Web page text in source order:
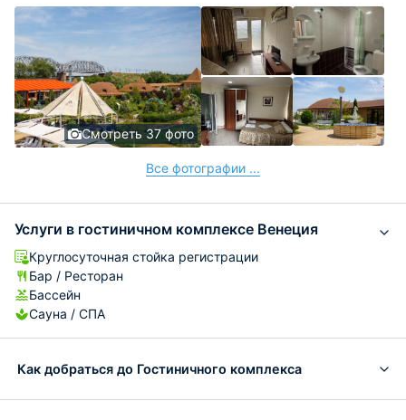
Смотреть 37 фото
Все фотографии ...
Услуги в гостиничном комплексе Венеция
Круглосуточная стойка регистрации
Бар / Ресторан
Бассейн
Сауна / СПА
Как добраться до Гостиничного комплекса